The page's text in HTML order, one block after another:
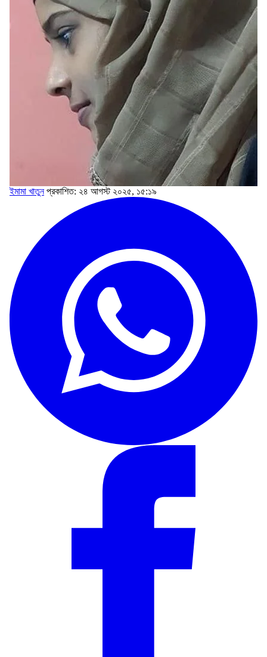
ইমামা খাতুন প্রকাশিত: ২৪ আগস্ট ২০২৫, ১৫:১৯